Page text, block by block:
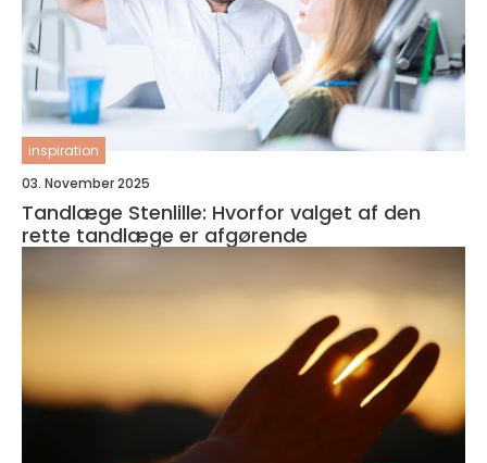
inspiration
03. November 2025
Tandlæge Stenlille: Hvorfor valget af den
rette tandlæge er afgørende